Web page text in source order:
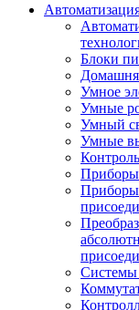
Блоки
Умное
Умные
Умный
Умные
Приборы
Приборы
Системы